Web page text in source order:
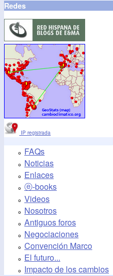
Redes
IP registrada
FAQs
Noticias
Enlaces
ⓔ-books
Videos
Nosotros
Antiguos foros
Negociaciones
Convención Marco
El futuro...
Impacto de los cambios